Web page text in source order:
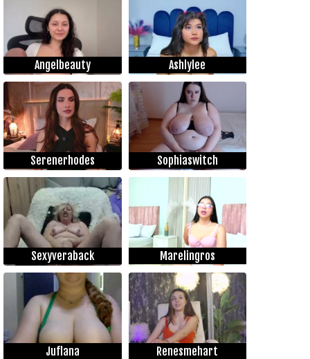
Angelbeauty Ashlylee
Serenerhodes Sophiaswitch
Sexyveraback Marelingros
Juflana Renesmehart